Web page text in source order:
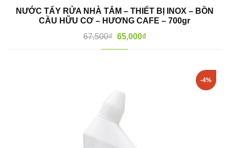
NƯỚC TẨY RỬA NHÀ TẮM – THIẾT BỊ INOX – BỒN
CẦU HỮU CƠ – HƯƠNG CAFE – 700gr
67,500₫ 65,000₫
-4%